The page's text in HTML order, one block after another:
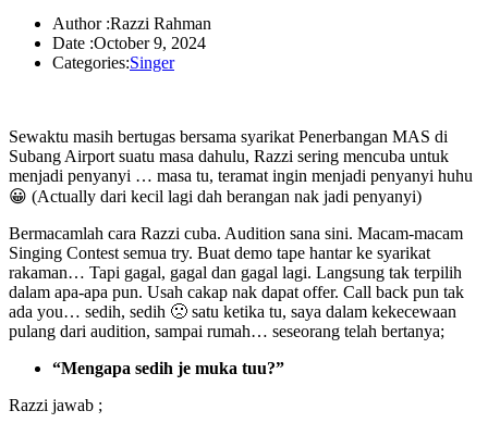
Author :Razzi Rahman
Date :October 9, 2024
Categories:Singer
Sewaktu masih bertugas bersama syarikat Penerbangan MAS di
Subang Airport suatu masa dahulu, Razzi sering mencuba untuk
menjadi penyanyi … masa tu, teramat ingin menjadi penyanyi huhu
😀 (Actually dari kecil lagi dah berangan nak jadi penyanyi)
Bermacamlah cara Razzi cuba. Audition sana sini. Macam-macam
Singing Contest semua try. Buat demo tape hantar ke syarikat
rakaman… Tapi gagal, gagal dan gagal lagi. Langsung tak terpilih
dalam apa-apa pun. Usah cakap nak dapat offer. Call back pun tak
ada you… sedih, sedih 🙁 satu ketika tu, saya dalam kekecewaan
pulang dari audition, sampai rumah… seseorang telah bertanya;
“Mengapa sedih je muka tuu?”
Razzi jawab ;